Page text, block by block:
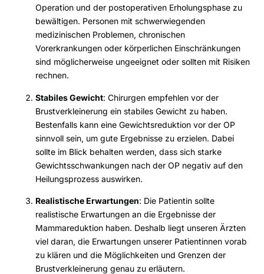
Operation und der postoperativen Erholungsphase zu
bewältigen. Personen mit schwerwiegenden
medizinischen Problemen, chronischen
Vorerkrankungen oder körperlichen Einschränkungen
sind möglicherweise ungeeignet oder sollten mit Risiken
rechnen.
Stabiles Gewicht: Chirurgen empfehlen vor der
Brustverkleinerung ein stabiles Gewicht zu haben.
Bestenfalls kann eine Gewichtsreduktion vor der OP
sinnvoll sein, um gute Ergebnisse zu erzielen. Dabei
sollte im Blick behalten werden, dass sich starke
Gewichtsschwankungen nach der OP negativ auf den
Heilungsprozess auswirken.
Realistische Erwartungen: Die Patientin sollte
realistische Erwartungen an die Ergebnisse der
Mammareduktion haben. Deshalb liegt unseren Ärzten
viel daran, die Erwartungen unserer Patientinnen vorab
zu klären und die Möglichkeiten und Grenzen der
Brustverkleinerung genau zu erläutern.